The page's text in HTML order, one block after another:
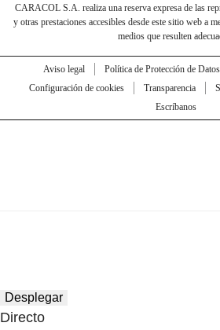
CARACOL S.A. realiza una reserva expresa de las
y otras prestaciones accesibles desde este sitio web a
medios que resulten
Aviso legal Política de Protección de Datos
Configuración de cookies
Transparencia
Escríbanos
Desplegar
Directo